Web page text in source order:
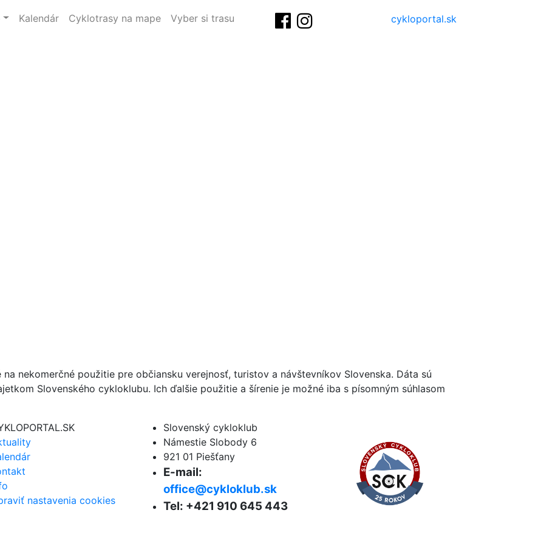
Kalendár Cyklotrasy na mape Vyber si trasu cykloportal.sk
nekomerčné použitie pre občiansku verejnosť, turistov a návštevníkov Slovenska. Dáta sú
Slovenského cykloklubu. Ich ďalšie použitie a šírenie je možné iba s písomným súhlasom
nastavenia cookies
Slovenský cykloklub
Námestie Slobody 6
921 01 Piešťany
E-mail:
office@cykloklub.sk
Tel: +421 910 645 443